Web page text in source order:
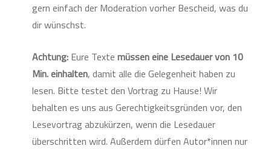
gern einfach der Moderation vorher Bescheid, was du
dir wünschst.
Achtung:Eure Texte müssen eine Lesedauer von 10
Min. einhalten, damit alle die Gelegenheit haben zu
lesen. Bitte testet den Vortrag zu Hause! Wir
behalten es uns aus Gerechtigkeitsgründen vor, den
Lesevortrag abzukürzen, wenn die Lesedauer
überschritten wird. Außerdem dürfen Autor*innen nur